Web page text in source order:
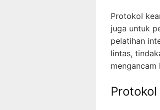
Protokol
juga untuk
pelatihan
lintas,
mengancam